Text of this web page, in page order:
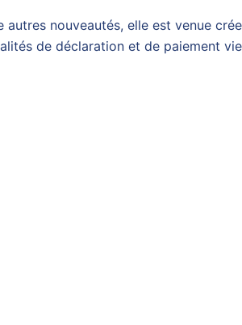
nouveautés, elle est venue
de déclaration et de paiement